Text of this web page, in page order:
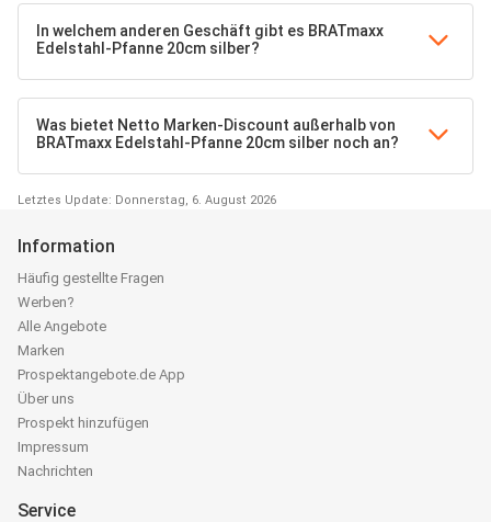
In welchem anderen Geschäft gibt es BRATmaxx
Edelstahl-Pfanne 20cm silber?
Was bietet Netto Marken-Discount außerhalb von
BRATmaxx Edelstahl-Pfanne 20cm silber noch an?
Letztes Update: Donnerstag, 6. August 2026
Information
Häufig gestellte Fragen
Werben?
Alle Angebote
Marken
Prospektangebote.de App
Über uns
Prospekt hinzufügen
Impressum
Nachrichten
Service